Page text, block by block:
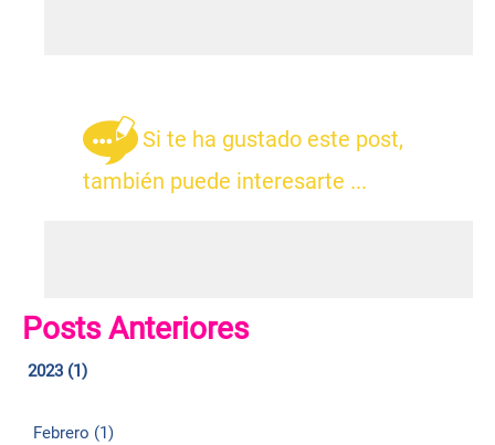
Si te ha gustado este post,
también puede interesarte ...
Posts Anteriores
2023 (1)
Febrero (1)